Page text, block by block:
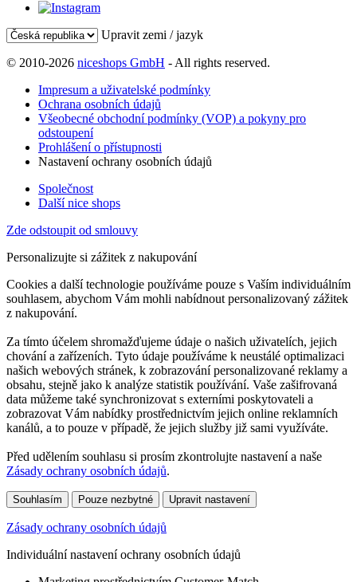
Upravit zemi / jazyk
© 2010-2026 niceshops GmbH - All rights reserved.
Impresum a uživatelské podmínky
Ochrana osobních údajů
Všeobecné obchodní podmínky (VOP) a pokyny pro
odstoupení
Prohlášení o přístupnosti
Nastavení ochrany osobních údajů
Společnost
Další nice shops
Zde odstoupit od smlouvy
Personalizujte si zážitek z nakupování
Cookies a další technologie používáme pouze s Vaším individuálním
souhlasem, abychom Vám mohli nabídnout personalizovaný zážitek
z nakupování.
Za tímto účelem shromažďujeme údaje o našich uživatelích, jejich
chování a zařízeních. Tyto údaje používáme k neustálé optimalizaci
našich webových stránek, k zobrazování personalizované reklamy a
obsahu, stejně jako k analýze statistik používání. Vaše zašifrovaná
data můžeme také synchronizovat s externími poskytovateli a
zobrazovat Vám nabídky prostřednictvím jejich online reklamních
kanálů, a to pouze v případě, že jejich služby již sami využíváte.
Před udělením souhlasu si prosím zkontrolujte nastavení a naše
Zásady ochrany osobních údajů.
Souhlasím Pouze nezbytné Upravit nastavení
Zásady ochrany osobních údajů
Individuální nastavení ochrany osobních údajů